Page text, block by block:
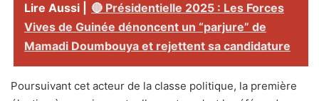
Lire Aussi |
🔴 Présidentielle 2025 : Les Forces
Vives de Guinée dénoncent un “parjure” de
Mamadi Doumbouya et rejettent sa candidature
Poursuivant cet acteur de la classe politique, la première